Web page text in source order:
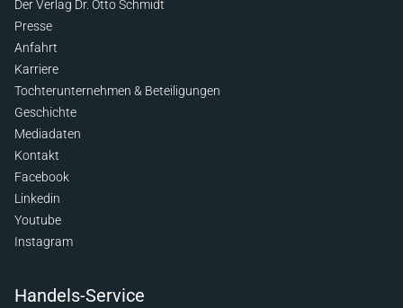
Der Verlag Dr. Otto Schmidt
Presse
Anfahrt
Karriere
Tochterunternehmen & Beteiligungen
Geschichte
Mediadaten
Kontakt
Facebook
Linkedin
Youtube
Instagram
Handels-Service